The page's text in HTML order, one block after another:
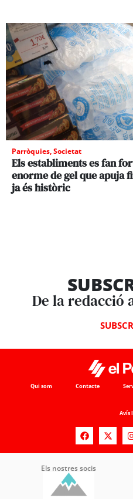
Parròquies,Societat
Els establiments es fan
enorme de gel que apuja
ja és històric
De la redacció
Qui som Contacte
Avís
Els nostres socis